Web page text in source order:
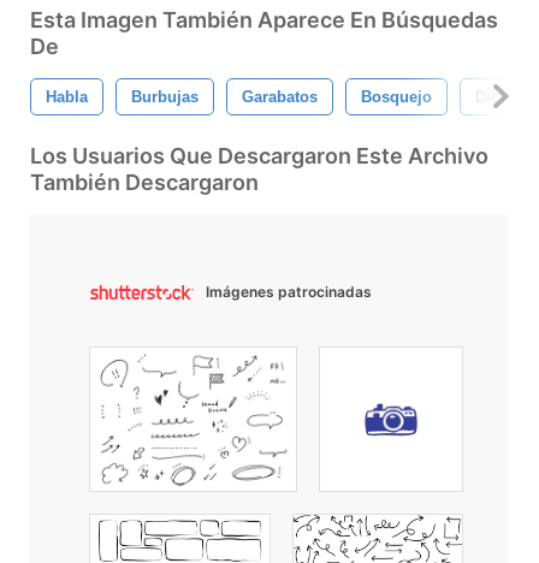
Esta Imagen También Aparece En Búsquedas
De
Habla Burbujas Garabatos Bosquejo Dibujos
Los Usuarios Que Descargaron Este Archivo
También Descargaron
Imágenes patrocinadas